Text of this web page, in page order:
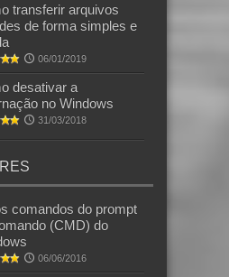
transferir arquivos
de forma simples e
06/01/2019
desativar a
no Windows
31/03/2018
comandos do prompt
(CMD) do
06/06/2016